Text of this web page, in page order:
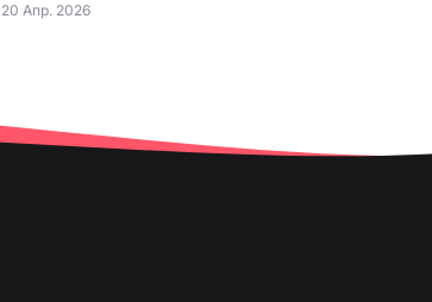
20 Апр. 2026